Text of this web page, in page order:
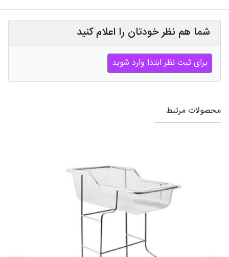
شما هم نظر خودتان را اعلام کنید
برای ثبت نظر ابتدا وارد شوید
محصولات مرتبط